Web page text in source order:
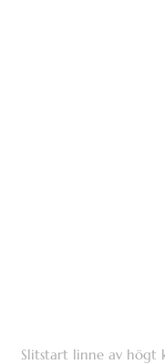
Slitstart linne av högt